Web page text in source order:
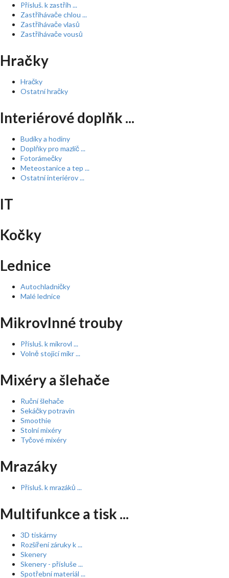
Přísluš. k zastřih ...
Zastřihávače chlou ...
Zastřihávače vlasů
Zastřihávače vousů
Hračky
Hračky
Ostatní hračky
Interiérové doplňk ...
Budíky a hodiny
Doplňky pro mazlíč ...
Fotorámečky
Meteostanice a tep ...
Ostatní interiérov ...
IT
Kočky
Lednice
Autochladničky
Malé lednice
Mikrovlnné trouby
Přísluš. k mikrovl ...
Volně stojící mikr ...
Mixéry a šlehače
Ruční šlehače
Sekáčky potravin
Smoothie
Stolní mixéry
Tyčové mixéry
Mrazáky
Přísluš. k mrazáků ...
Multifunkce a tisk ...
3D tiskárny
Rozšíření záruky k ...
Skenery
Skenery - přísluše ...
Spotřební materiál ...